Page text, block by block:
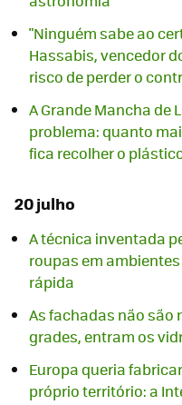
"Ninguém sabe ao
Hassabis, vencedor
risco de perder o
A Grande Mancha de
problema: quanto
fica recolher o
20 julho
A técnica inventada
roupas em
rápida
As fachadas não são
grades, entram os
Europa queria
próprio território: a